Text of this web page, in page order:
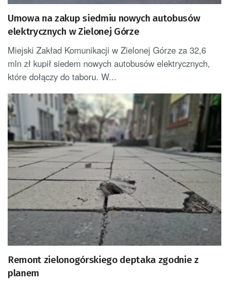
Umowa na zakup siedmiu nowych autobusów
elektrycznych w Zielonej Górze
Miejski Zakład Komunikacji w Zielonej Górze za 32,6
mln zł kupił siedem nowych autobusów elektrycznych,
które dołączy do taboru. W...
Remont zielonogórskiego deptaka zgodnie z
planem